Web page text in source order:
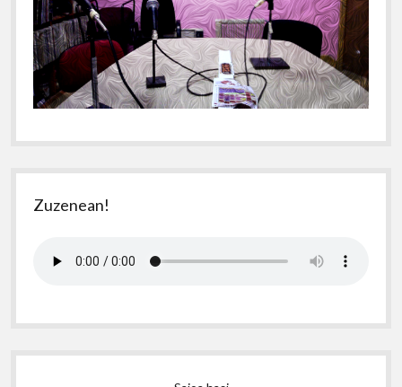
Zuzenean!